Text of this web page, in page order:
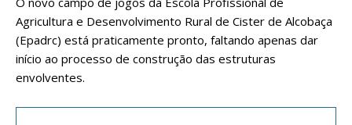
Agricultura e Desenvolvimento Rural de Cister de Alcobaça
(Epadrc) está praticamente pronto, faltando apenas dar
início ao processo de construção das estruturas
envolventes.